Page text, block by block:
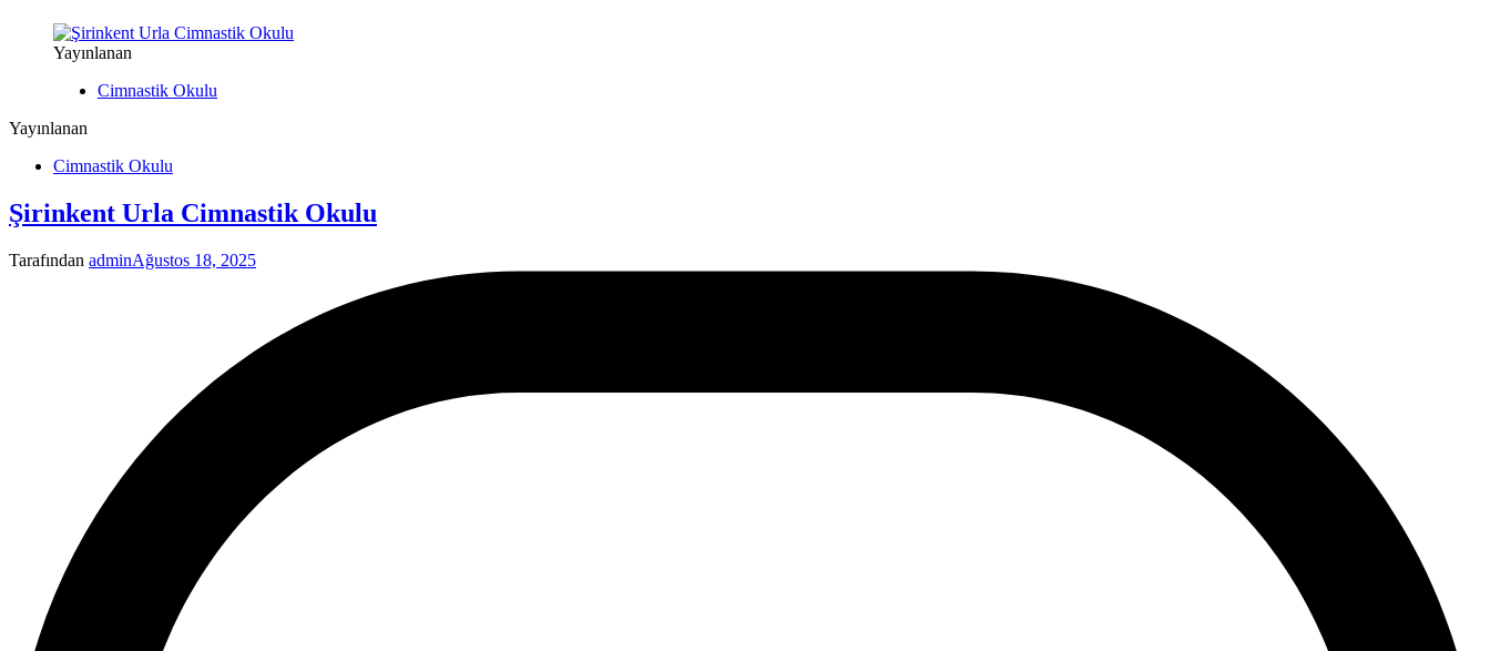
Yayınlanan
Cimnastik Okulu
Yayınlanan
Cimnastik Okulu
Şirinkent Urla Cimnastik Okulu
Tarafından adminAğustos 18, 2025